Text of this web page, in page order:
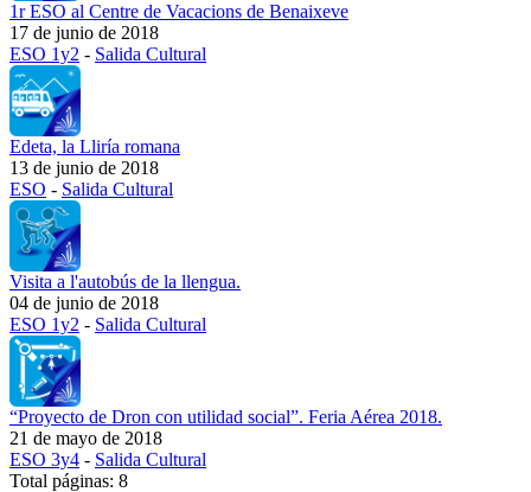
1r ESO al Centre de Vacacions de Benaixeve
17 de junio de 2018
ESO 1y2 - Salida Cultural
Edeta, la Lliría romana
13 de junio de 2018
ESO - Salida Cultural
Visita a l'autobús de la llengua.
04 de junio de 2018
ESO 1y2 - Salida Cultural
“Proyecto de Dron con utilidad social”. Feria Aérea 2018.
21 de mayo de 2018
ESO 3y4 - Salida Cultural
Total páginas: 8